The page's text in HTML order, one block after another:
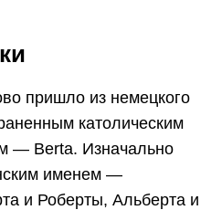
пришло из немецкого
католическим
— Berta. Изначально
именем —
и Роберты, Альберта и